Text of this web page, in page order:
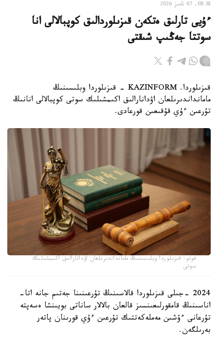
08:38, 07 تامىز 2026
ءۇيى تارلىق ەتكەن قىزىلوردالىق كوپبالالى انا
سوتتا جەڭىپ شىقتى
قىزىلوردا. KAZINFORM - قىزىلوردا وبلىسىنىڭ
مامانداندىرىلعان اۋدانارالىق اكىمشىلىك سوتى كوپبالالى انانىڭ
تۇرعىن ءۇي قۇقىعىن قورعادى.
فوتو: قىزىلوردا وبلىسىنىڭ مامانداندىرىلعان اۋدانارالىق اكىمشىلىك
سوتى
2024 -جىلى قىزىلوردا قالاسىنىڭ تۇرعىنىنا جەتىم جانە اتا-
اناسىنىڭ قامقورلىعىنسىز قالعان بالالار ساناتى بويىنشا ەسەپتە
تۇرعانى ءۇشىن مەملەكەتتىك تۇرعىن ءۇي قورىنان پاتەر
بەرىلگەن.